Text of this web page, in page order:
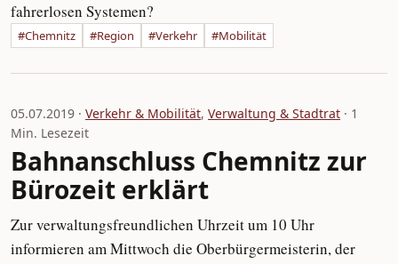
fahrerlosen Systemen?
#Chemnitz #Region #Verkehr #Mobilität
05.07.2019 · Verkehr & Mobilität, Verwaltung & Stadtrat · 1
Min. Lesezeit
Bahnanschluss Chemnitz zur
Bürozeit erklärt
Zur verwaltungsfreundlichen Uhrzeit um 10 Uhr
informieren am Mittwoch die Oberbürgermeisterin, der